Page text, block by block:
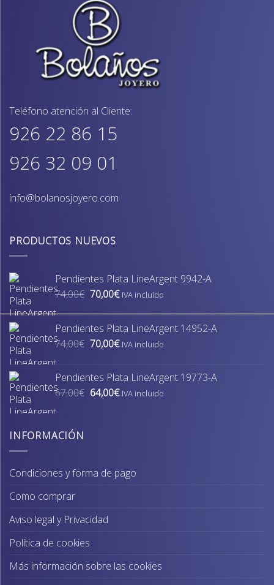
Teléfono atención al Cliente:
926 22 86 15
926 32 09 01
info@bolanosjoyero.com
PRODUCTOS NUEVOS
Pendientes Plata LineArgent 9942-A
74,00€ El
era:
74,00€.
70,00€El
es:
70,00€.
IVA incluido
Pendientes Plata LineArgent 14952-A
74,00€ El
era:
74,00€.
70,00€El
es:
70,00€.
IVA incluido
Pendientes Plata LineArgent 19773-A
67,00€ El
64,00€ElIVA incluido
INFORMACIÓN
Condiciones y forma de pago
Como comprar
Aviso legal y Privacidad
Política de cookies
Más información sobre las cookies